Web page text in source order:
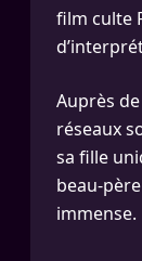
film culte
Auprès
réseaux
sa fille
beau-
immense.